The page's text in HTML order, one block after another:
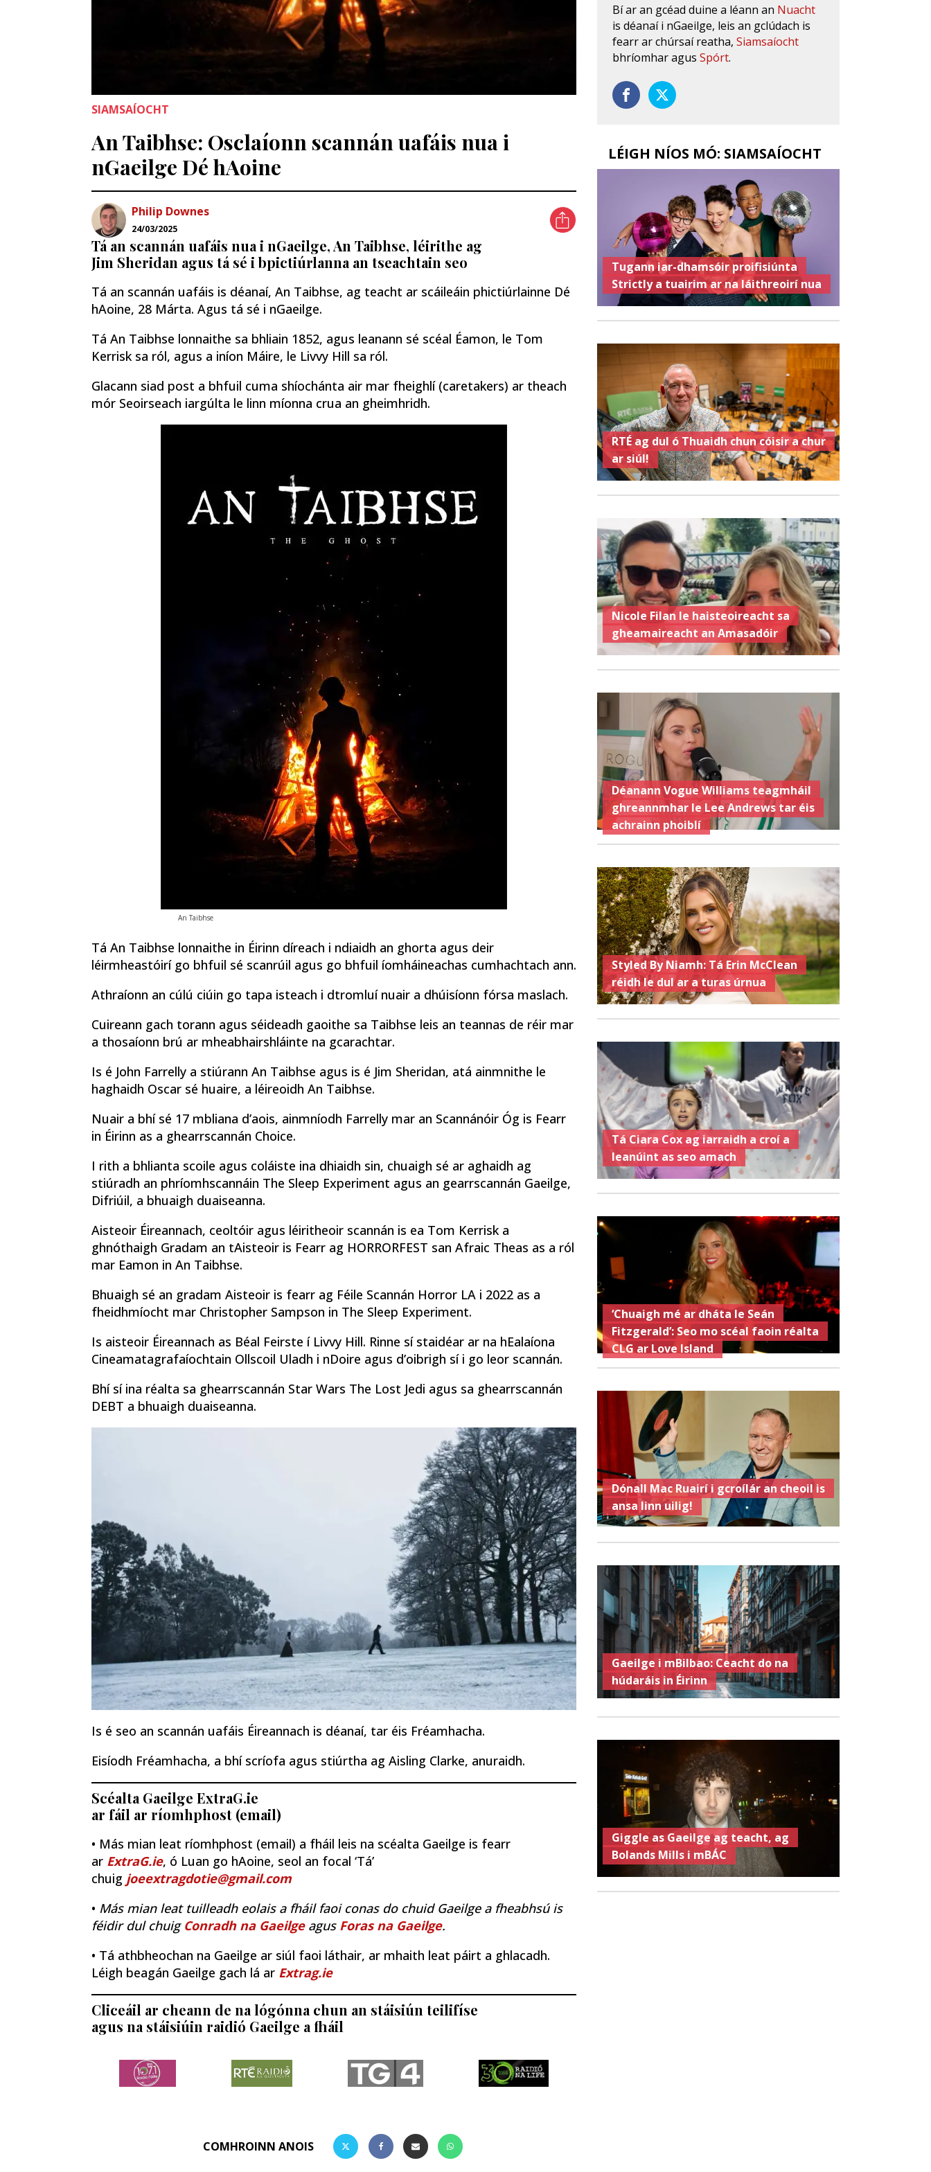
SIAMSAÍOCHT
An Taibhse: Osclaíonn scannán uafáis nua i
nGaeilge Dé hAoine
Philip Downes
24/03/2025
Tá an scannán uafáis nua i nGaeilge, An Taibhse, léirithe ag
Jim Sheridan agus tá sé i bpictiúrlanna an tseachtain seo
Tá an scannán uafáis is déanaí, An Taibhse, ag teacht ar scáileáin phictiúrlainne Dé
hAoine, 28 Márta. Agus tá sé i nGaeilge.
Tá An Taibhse lonnaithe sa bhliain 1852, agus leanann sé scéal Éamon, le Tom
Kerrisk sa ról, agus a iníon Máire, le Livvy Hill sa ról.
Glacann siad post a bhfuil cuma shíochánta air mar fheighlí (caretakers) ar theach
mór Seoirseach iargúlta le linn míonna crua an gheimhridh.
An Taibhse
Tá An Taibhse lonnaithe in Éirinn díreach i ndiaidh an ghorta agus deir
léirmheastóirí go bhfuil sé scanrúil agus go bhfuil íomháineachas cumhachtach ann.
Athraíonn an cúlú ciúin go tapa isteach i dtromluí nuair a dhúisíonn fórsa maslach.
Cuireann gach torann agus séideadh gaoithe sa Taibhse leis an teannas de réir mar
a thosaíonn brú ar mheabhairshláinte na gcarachtar.
Is é John Farrelly a stiúrann An Taibhse agus is é Jim Sheridan, atá ainmnithe le
haghaidh Oscar sé huaire, a léireoidh An Taibhse.
Nuair a bhí sé 17 mbliana d’aois, ainmníodh Farrelly mar an Scannánóir Óg is Fearr
in Éirinn as a ghearrscannán Choice.
I rith a bhlianta scoile agus coláiste ina dhiaidh sin, chuaigh sé ar aghaidh ag
stiúradh an phríomhscannáin The Sleep Experiment agus an gearrscannán Gaeilge,
Difriúil, a bhuaigh duaiseanna.
Aisteoir Éireannach, ceoltóir agus léiritheoir scannán is ea Tom Kerrisk a
ghnóthaigh Gradam an tAisteoir is Fearr ag HORRORFEST san Afraic Theas as a ról
mar Eamon in An Taibhse.
Bhuaigh sé an gradam Aisteoir is fearr ag Féile Scannán Horror LA i 2022 as a
fheidhmíocht mar Christopher Sampson in The Sleep Experiment.
Is aisteoir Éireannach as Béal Feirste í Livvy Hill. Rinne sí staidéar ar na hEalaíona
Cineamatagrafaíochtain Ollscoil Uladh i nDoire agus d’oibrigh sí i go leor scannán.
Bhí sí ina réalta sa ghearrscannán Star Wars The Lost Jedi agus sa ghearrscannán
DEBT a bhuaigh duaiseanna.
Is é seo an scannán uafáis Éireannach is déanaí, tar éis Fréamhacha.
Eisíodh Fréamhacha, a bhí scríofa agus stiúrtha ag Aisling Clarke, anuraidh.
Scéalta Gaeilge ExtraG.ie
ar fáil ar ríomhphost (email)
• Más mian leat ríomhphost (email) a fháil leis na scéalta Gaeilge is fearr
ar ExtraG.ie, ó Luan go hAoine, seol an focal ‘Tá’
chuig joeextragdotie@gmail.com
• Más mian leat tuilleadh eolais a fháil faoi conas do chuid Gaeilge a fheabhsú is
féidir dul chuig Conradh na Gaeilge agus Foras na Gaeilge.
• Tá athbheochan na Gaeilge ar siúl faoi láthair, ar mhaith leat páirt a ghlacadh.
Léigh beagán Gaeilge gach lá ar Extrag.ie
Cliceáil ar cheann de na lógónna chun an stáisiún teilifíse
agus na stáisiúin raidió Gaeilge a fháil
COMHROINN ANOIS
Bí ar an gcéad duine a léann an Nuacht
is déanaí i nGaeilge, leis an gclúdach is
fearr ar chúrsaí reatha,Siamsaíocht
bhríomhar agusSpórt.
LÉIGH NÍOS MÓ: SIAMSAÍOCHT
Tugann iar-dhamsóir proifisiúnta
Strictly a tuairim ar na láithreoirí nua
RTÉ ag dul ó Thuaidh chun cóisir a chur
ar siúl!
Nicole Filan le haisteoireacht sa
gheamaireacht an Amasadóir
Déanann Vogue Williams teagmháil
ghreannmhar le Lee Andrews tar éis
achrainn phoiblí
Styled By Niamh: Tá Erin McClean
réidh le dul ar a turas úrnua
Tá Ciara Cox ag iarraidh a croí a
leanúint as seo amach
‘Chuaigh mé ar dháta le Seán
Fitzgerald’: Seo mo scéal faoin réalta
CLG ar Love Island
Dónall Mac Ruairí i gcroílár an cheoil is
ansa linn uilig!
Gaeilge i mBilbao: Ceacht do na
húdaráis in Éirinn
Giggle as Gaeilge ag teacht, ag
Bolands Mills i mBÁC